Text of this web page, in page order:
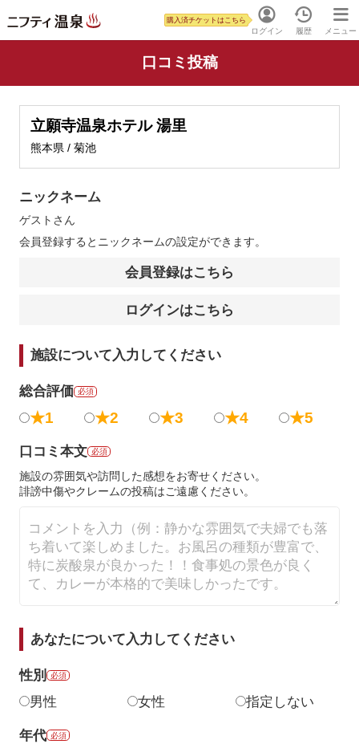
ログイン
購入済チケットはこちら
履歴 メニュー
口コミ投稿
立願寺温泉ホテル 湯里
熊本県 / 菊池
ニックネーム
ゲスト さん
会員登録するとニックネームの設定ができます。
会員登録はこちら
ログインはこちら
施設について入力してください
総合評価 必須
★1 ★2 ★3 ★4 ★5
口コミ本文 必須
施設の雰囲気や訪問した感想をお寄せください。
誹謗中傷やクレームの投稿はご遠慮ください。
あなたについて入力してください
性別 必須
男性 女性 指定しない
年代 必須